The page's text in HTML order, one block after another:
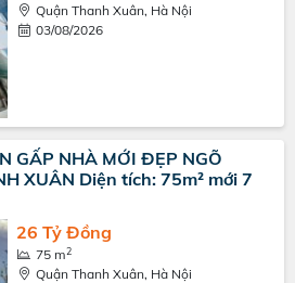
Quận Thanh Xuân, Hà Nội
03/08/2026
GẤP NHÀ MỚI ĐẸP NGÕ
XUÂN Diện tích: 75m² mới 7
26 Tỷ Đồng
75 m2
Quận Thanh Xuân, Hà Nội